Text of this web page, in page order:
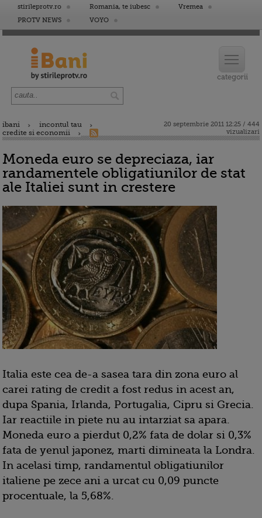
stirileprotv.ro Romania, te iubesc
Vremea
PROTV NEWS
VOYO
ibani
incontul tau
credite si economii
20 septembrie 2011 12:25 / 444
vizualizari
Moneda euro se depreciaza, iar
randamentele obligatiunilor de stat
ale Italiei sunt in crestere
Italia este cea de-a sasea tara din zona euro al
carei rating de credit a fost redus in acest an,
dupa Spania, Irlanda, Portugalia, Cipru si Grecia.
Iar reactiile in piete nu au intarziat sa apara.
Moneda euro a pierdut 0,2% fata de dolar si 0,3%
fata de yenul japonez, marti dimineata la Londra.
In acelasi timp, randamentul obligatiunilor
italiene pe zece ani a urcat cu 0,09 puncte
procentuale, la 5,68%.